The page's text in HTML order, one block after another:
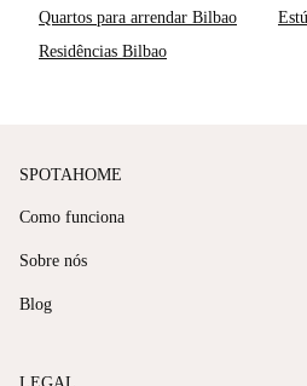
Quartos para arrendar Bilbao
Residências Bilbao
SPOTAHOME
Como funciona
Sobre nós
Blog